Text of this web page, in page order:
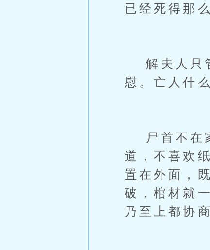
已经死得那
解夫人只
慰。亡人什
尸首不在
道，不喜欢
置在外面，
破，棺材就
乃至上都协